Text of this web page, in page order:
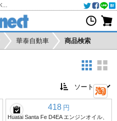
華泰自動車 商品検索
418 円
Huatai Santa Fe D4EA エンジンオイル、